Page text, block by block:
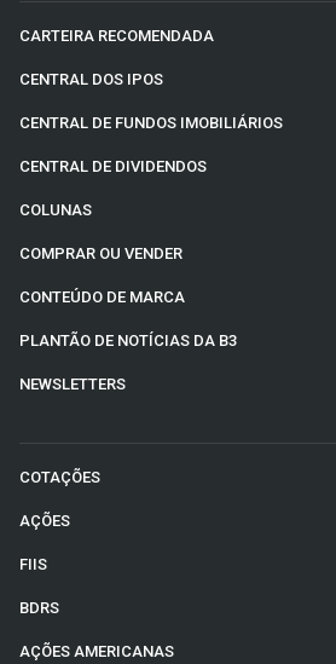
CARTEIRA RECOMENDADA
CENTRAL DOS IPOS
CENTRAL DE FUNDOS IMOBILIÁRIOS
CENTRAL DE DIVIDENDOS
COLUNAS
COMPRAR OU VENDER
CONTEÚDO DE MARCA
PLANTÃO DE NOTÍCIAS DA B3
NEWSLETTERS
COTAÇÕES
AÇÕES
FIIS
BDRS
AÇÕES AMERICANAS